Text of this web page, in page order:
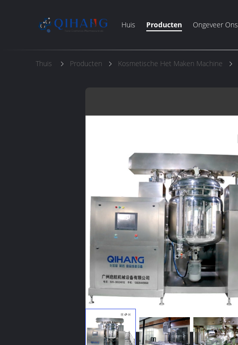
Huis Producten Ongeveer Ons
Thuis Producten Kosmetische Het Maken Machine